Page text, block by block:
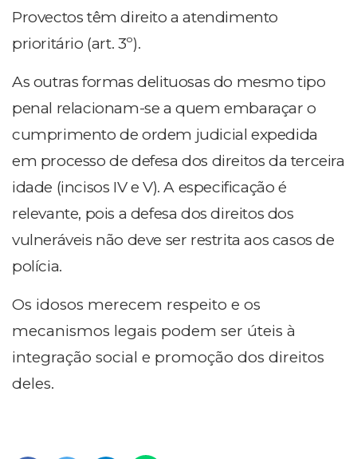
Provectos têm direito a atendimento
prioritário (art. 3º).
As outras formas delituosas do mesmo tipo
penal relacionam-se a quem embaraçar o
cumprimento de ordem judicial expedida
em processo de defesa dos direitos da terceira
idade (incisos IV e V). A especificação é
relevante, pois a defesa dos direitos dos
vulneráveis não deve ser restrita aos casos de
polícia.
Os idosos merecem respeito e os
mecanismos legais podem ser úteis à
integração social e promoção dos direitos
deles.